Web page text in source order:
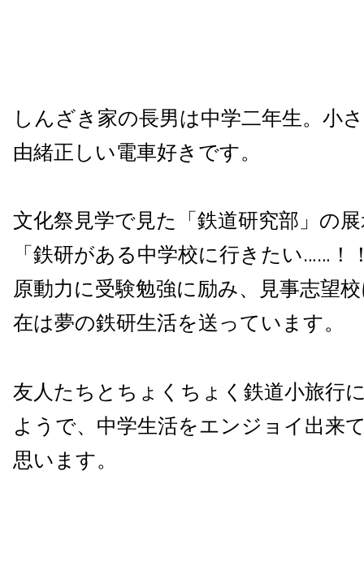
しんざき家の長男は中学二年生。小
由緒正しい電車好きです。
文化祭見学で見た「鉄道研究部」の
「鉄研がある中学校に行きたい……！
原動力に受験勉強に励み、見事志望
在は夢の鉄研生活を送っています。
友人たちとちょくちょく鉄道小旅行
ようで、中学生活をエンジョイ出来
思います。